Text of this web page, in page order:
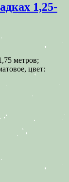
1,25-
метров;
цвет: